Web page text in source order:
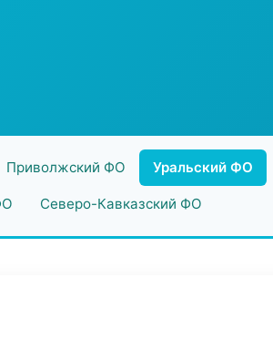
Приволжский ФО Уральский ФО
Северо-Кавказский ФО